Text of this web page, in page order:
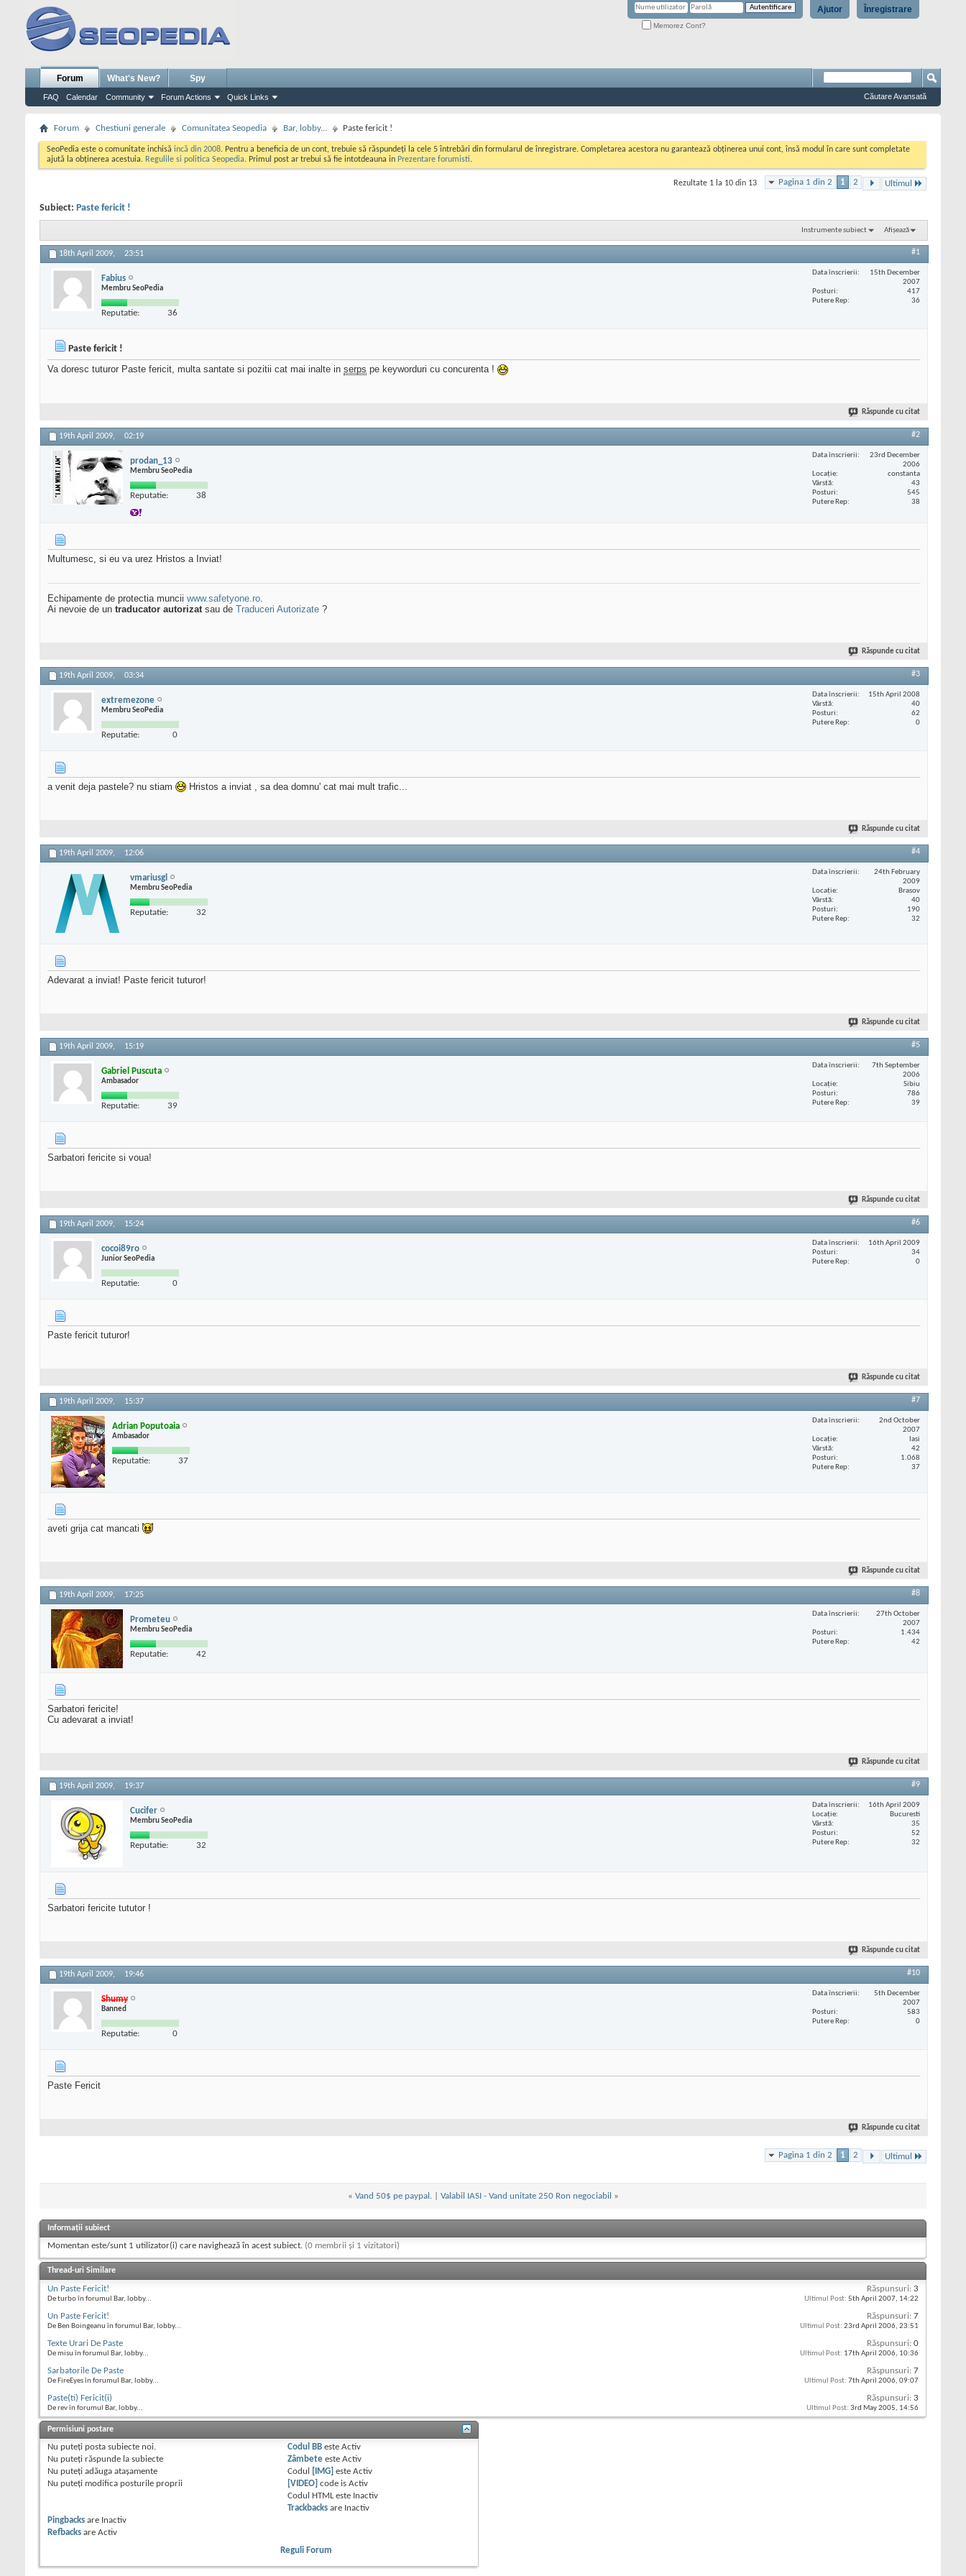
Înregistrare
Ajutor
Memorez Cont?
Forum
FAQ Calendar Community Forum Actions Quick Links
What's New? Spy
Căutare Avansată
Forum Chestiuni generale Comunitatea Seopedia Bar, lobby... Paste fericit !
SeoPedia este o comunitate inchisă incă din 2008. Pentru a beneficia de un cont, trebuie să răspundeți la cele 5 întrebări din formularul de înregistrare. Completarea acestora nu garantează obținerea unui cont, însă modul în care sunt completate
ajută la obținerea acestuia. Regulile si politica Seopedia. Primul post ar trebui să fie intotdeauna in Prezentare forumisti.
Pagina 1 din 2 1 2 Ultimul
Rezultate 1 la 10 din 13
Subiect: Paste fericit !
Instrumente subiect Afișează
18th April 2009, 23:51 #1
Fabius
Membru SeoPedia
Reputatie: 36
Data înscrierii
15th December
2007
Posturi
417
Putere Rep
36
Paste fericit !
Va doresc tuturor Paste fericit, multa santate si pozitii cat mai inalte in serps pe keyworduri cu concurenta !
Răspunde cu citat
19th April 2009, 02:19 #2
prodan_13
Membru SeoPedia
Reputatie: 38
Data înscrierii
23rd December
2006
Locaţie
constanta
Vârstă
43
Posturi
545
Putere Rep
38
Multumesc, si eu va urez Hristos a Inviat!
Echipamente de protectia muncii www.safetyone.ro.
Ai nevoie de un traducator autorizatsau de Traduceri Autorizate ?
Răspunde cu citat
19th April 2009, 03:34 #3
extremezone
Membru SeoPedia
Reputatie: 0
Data înscrierii
15th April 2008
Vârstă
40
Posturi
62
Putere Rep
0
a venit deja pastele? nu stiam Hristos a inviat , sa dea domnu' cat mai mult trafic...
Răspunde cu citat
19th April 2009, 12:06 #4
vmariusgl
Membru SeoPedia
Reputatie: 32
Data înscrierii
24th February
2009
Locaţie
Brasov
Vârstă
40
Posturi
190
Putere Rep
32
Adevarat a inviat! Paste fericit tuturor!
Răspunde cu citat
19th April 2009, 15:19 #5
Gabriel Puscuta
Ambasador
Reputatie: 39
Data înscrierii
7th September
2006
Locaţie
Sibiu
Posturi
786
Putere Rep
39
Sarbatori fericite si voua!
Răspunde cu citat
19th April 2009, 15:24 #6
cocoi89ro
Junior SeoPedia
Reputatie: 0
Data înscrierii
16th April 2009
Posturi
34
Putere Rep
0
Paste fericit tuturor!
Răspunde cu citat
19th April 2009, 15:37 #7
Adrian Poputoaia
Ambasador
Reputatie: 37
Data înscrierii
2nd October
2007
Locaţie
Iasi
Vârstă
42
Posturi
1.068
Putere Rep
37
aveti grija cat mancati
Răspunde cu citat
19th April 2009, 17:25 #8
Prometeu
Membru SeoPedia
Reputatie: 42
Data înscrierii
27th October
2007
Posturi
1.434
Putere Rep
42
Sarbatori fericite!
Cu adevarat a inviat!
Răspunde cu citat
19th April 2009, 19:37 #9
Cucifer
Membru SeoPedia
Reputatie: 32
Data înscrierii
16th April 2009
Locaţie
Bucuresti
Vârstă
35
Posturi
52
Putere Rep
32
Sarbatori fericite tututor !
Răspunde cu citat
19th April 2009, 19:46 #10
Shumy
Banned
Reputatie: 0
Data înscrierii
5th December
2007
Posturi
583
Putere Rep
0
Paste Fericit
Răspunde cu citat
Pagina 1 din 2 1 2 Ultimul
« Vand 50$ pe paypal.| Valabil IASI - Vand unitate 250 Ron negociabil »
Informații subiect
Momentan este/sunt 1 utilizator(i) care navighează în acest subiect. (0 membrii și 1 vizitatori)
Thread-uri Similare
Un Paste Fericit!
De turbo în forumul Bar, lobby...
Răspunsuri: 3
Ultimul Post: 5th April 2007, 14:22
Un Paste Fericit!
De Ben Boingeanu în forumul Bar, lobby...
Răspunsuri: 7
Ultimul Post: 23rd April 2006, 23:51
Texte Urari De Paste
De misu în forumul Bar, lobby...
Răspunsuri: 0
Ultimul Post: 17th April 2006, 10:36
Sarbatorile De Paste
De FireEyes în forumul Bar, lobby...
Răspunsuri: 7
Ultimul Post: 7th April 2006, 09:07
Paste(ti) Fericit(i)
De rev în forumul Bar, lobby...
Răspunsuri: 3
Ultimul Post: 3rd May 2005, 14:56
Permisiuni postare
Nu puteţi posta subiecte noi.
Nu puteţi răspunde la subiecte
Nu puteţi adăuga ataşamente
Nu puteţi modifica posturile proprii
Codul BB esteActiv
Zâmbete esteActiv
Codul
[IMG] esteActiv
[VIDEO] code isActiv
Codul HTML este Inactiv
Trackbacks are Inactiv
Pingbacks are Inactiv
Refbacks are Activ
Reguli Forum